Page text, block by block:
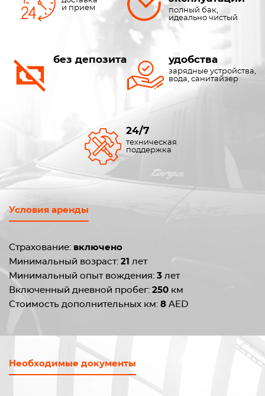
и прием
полный бак,
идеально чистый
без депозита удобства
зарядные устройства,
вода, санитайзер
24/7
техническая
поддержка
Условия аренды
Страхование: включено
Минимальный возраст: 21 лет
Минимальный опыт вождения: 3 лет
Включенный дневной пробег: 250 км
Стоимость дополнительных км: 8 AED
Необходимые документы